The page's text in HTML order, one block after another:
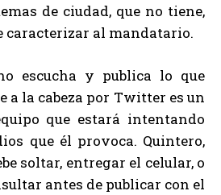
de ciudad, que no tiene,
caracterizar al mandatario.
escucha y publica lo que
a la cabeza por Twitter es un
que estará intentando
que él provoca. Quintero,
soltar, entregar el celular, o
antes de publicar con el